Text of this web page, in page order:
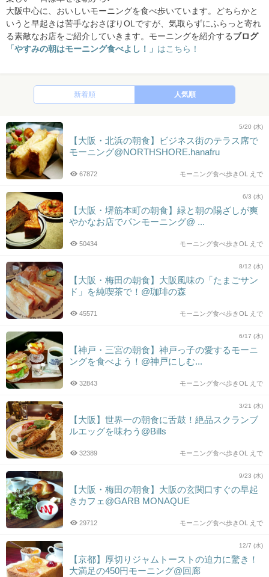
大阪中心に、おいしいモーニングを食べ歩いています。どちらかと
いうと早起きは苦手なおさぼりOLですが、気取らずにふらっと寄れ
る素敵なお店をご紹介していきます。モーニングを紹介する ブログ
「 やすみの朝はモーニング食べよし！」 はこちら！
新着順 人気順
5/20 (水)
【大阪・北浜の朝食】ビジネス街のテラス席で
モーニング@NORTHSHORE.hanafru
モーニング食べ歩きOL えで
67872
6/3 (水)
【大阪・堺筋本町の朝食】緑と朝の陽ざしが爽
やかなお店でパンモーニング@ ...
モーニング食べ歩きOL えで
50434
8/12 (水)
【大阪・梅田の朝食】大阪風味の「たまごサン
ド」を純喫茶で！@珈琲の森
モーニング食べ歩きOL えで
45571
6/17 (水)
【神戸・三宮の朝食】神戸っ子の愛するモーニ
ングを食べよう！@神戸にしむ...
モーニング食べ歩きOL えで
32843
3/21 (水)
【大阪】世界一の朝食に舌鼓！絶品スクランブ
ルエッグを味わう@Bills
モーニング食べ歩きOL えで
32389
9/23 (水)
【大阪・梅田の朝食】大阪の玄関口すぐの早起
きカフェ@GARB MONAQUE
モーニング食べ歩きOL えで
29712
12/7 (水)
【京都】厚切りジャムトーストの迫力に驚き！
大満足の450円モーニング@回廊